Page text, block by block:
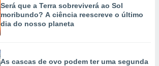
Será que a Terra sobreviverá ao Sol
moribundo? A ciência reescreve o último
dia do nosso planeta
As cascas de ovo podem ter uma segunda